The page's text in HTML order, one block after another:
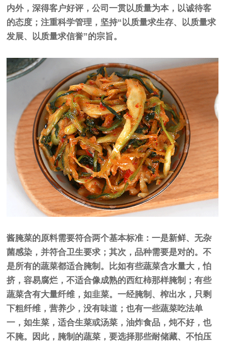
内外，深得客户好评，公司一贯以质量为本，以诚待客
的态度；注重科学管理，坚持“以质量求生存、以质量求
发展、以质量求信誉”的宗旨。
酱腌菜的原料需要符合两个基本标准：一是新鲜、无杂
菌感染，并符合卫生要求；其次，品种需要是对的。不
是所有的蔬菜都适合腌制。比如有些蔬菜含水量大，怕
挤，容易腐烂，不适合像成熟的西红柿那样腌制；有些
蔬菜含有大量纤维，如韭菜。一经腌制、榨出水，只剩
下粗纤维，营养少，没有味道；也有一些蔬菜吃法单
一，如生菜，适合生菜或汤菜，油炸食品，炖不好，也
不腌。因此，腌制的蔬菜，要选择那些耐储藏、不怕压